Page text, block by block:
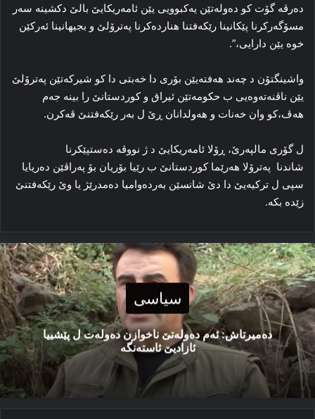
ده‌رڤه‌ گۆت کو ده‌وله‌تێن یه‌کبوویی یێن ئامه‌ریکایێ بالێ دکشینه‌ سه‌ر
مسۆگه‌رکرنا پێکانینا رێکەفتنا هنارده‌کرنا په‌ترۆلێ و بجیهانینا ئه‌رکێن
خوه‌ یێن دارایی،”.
واشینگتۆن د چه‌ند هه‌فته‌یێن بۆری دا خه‌بتی دا کو شیرکه‌تێن په‌ترۆلێ
یێن ناڤنه‌ته‌وه‌یی ب حکومه‌تێن ئیراق و کوردستانێ را بینه‌ جه‌م
هه‌ڤ،کو وان خەنات و هه‌ولدانان ڕێ ل به‌ر رێکەفتنێ ڤه‌کرن.
ل گۆری مالپه‌رێ، ڕۆلا ئامه‌ریکایێ د ژ نووڤه‌ ده‌ستپێکرنا
شاندنا پەترۆلا هەرێما کوردستانێ ب رێیا بۆریان بۆ په‌راڤێن ده‌ریایا
سپی ل ترکیه‌یێ دا دێ شانسێن به‌رده‌وامیا ده‌مدرێژ یا وێ رێکەفتنێ
زێده‌ بکه‌.
سیاسی
دەمیرتاش: ئەم دەولەتێ ناخوازن دەولەت ل پێشییا
ئازادیێ ئاستەنگە